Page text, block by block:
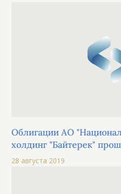
Облигации АО
холдинг "Байтерек"
листинга на KASE по
28 августа 2019